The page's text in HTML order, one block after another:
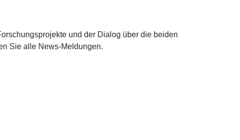
und der Dialog über die beiden
Sie alle News-Meldungen.